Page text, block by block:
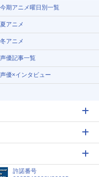
今期アニメ曜日別一覧
夏アニメ
冬アニメ
声優記事一覧
声優×インタビュー
許諾番号